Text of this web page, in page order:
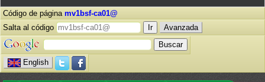
Código de página mv1bsf-ca01@
Salta al código
Avanzada
English